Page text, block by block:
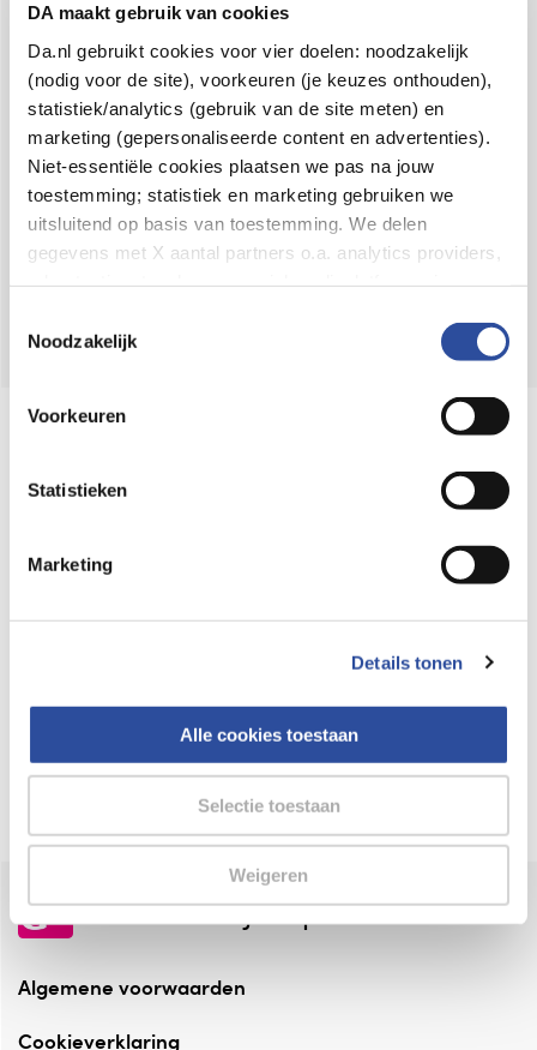
DA maakt gebruik van cookies
Da.nl gebruikt cookies voor vier doelen: noodzakelijk
(nodig voor de site), voorkeuren (je keuzes onthouden),
statistiek/analytics (gebruik van de site meten) en
marketing (gepersonaliseerde content en advertenties).
Niet-essentiële cookies plaatsen we pas na jouw
toestemming; statistiek en marketing gebruiken we
uitsluitend op basis van toestemming. We delen
gegevens met X aantal partners o.a. analytics providers,
en de bewaartermijnen per categorie. Je kunt je keuze op
gegevensverwerking staat in de
Privacyverklaring
Noodzakelijk
Voorkeuren
Statistieken
Marketing
Details tonen
Alle cookies toestaan
Selectie toestaan
Weigeren
8.6 uit4.106 reviews
Over DA
Klantenservice
Assortiment
VolgDAop:
Online aanbieder medicijnen
webshop mag verkopen.
⁠Verantwoorde zorg, ⁠ook online.
Altijd onze folder bij de hand
Check onze folders ⁠bij AlleFolders.
de vriendelijke specialist
Algemene voorwaarden
Cookieverklaring